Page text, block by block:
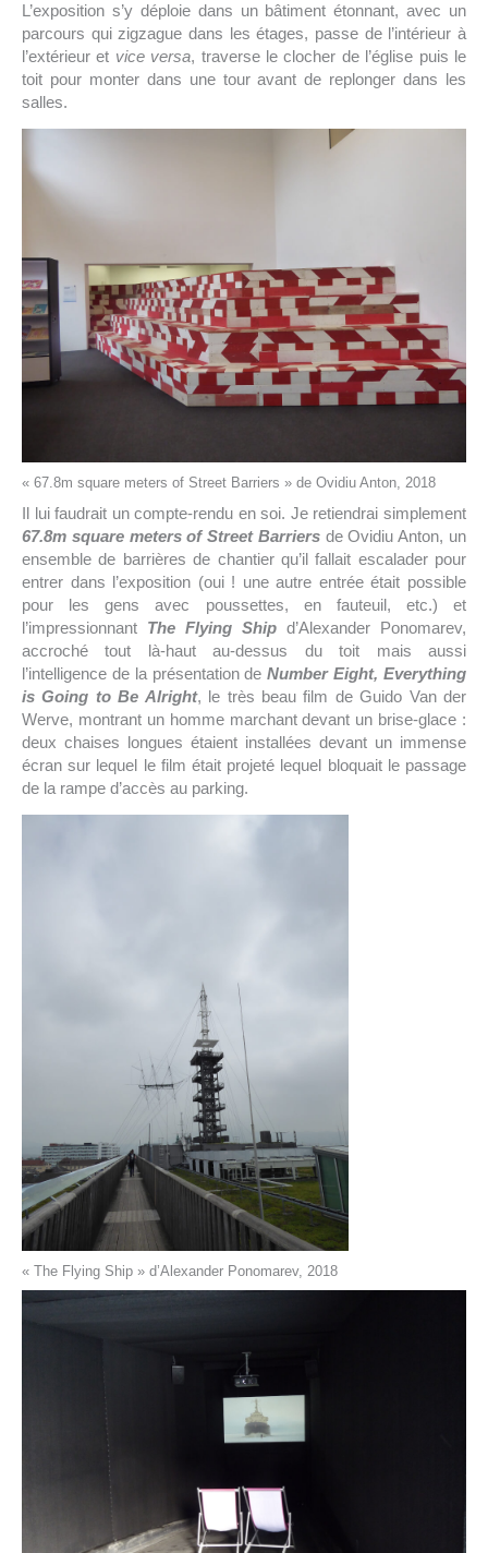
L’exposition s’y déploie dans un bâtiment étonnant, avec un
parcours qui zigzague dans les étages, passe de l’intérieur à
l’extérieur et vice versa, traverse le clocher de l’église puis le
toit pour monter dans une tour avant de replonger dans les
salles.
« 67.8m square meters of Street Barriers » de Ovidiu Anton, 2018
Il lui faudrait un compte-rendu en soi. Je retiendrai simplement
67.8m square meters of Street Barriers de Ovidiu Anton, un
ensemble de barrières de chantier qu’il fallait escalader pour
entrer dans l’exposition (oui ! une autre entrée était possible
pour les gens avec poussettes, en fauteuil, etc.) et
l’impressionnant The Flying Ship d’Alexander Ponomarev,
accroché tout là-haut au-dessus du toit mais aussi
l’intelligence de la présentation deNumber Eight, Everything
is Going to Be Alright, le très beau film de Guido Van der
Werve, montrant un homme marchant devant un brise-glace :
deux chaises longues étaient installées devant un immense
écran sur lequel le film était projeté lequel bloquait le passage
de la rampe d’accès au parking.
« The Flying Ship » d’Alexander Ponomarev, 2018